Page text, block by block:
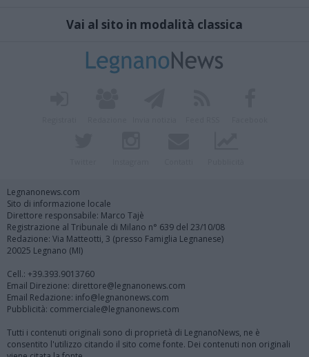
Vai al sito in modalità classica
Legnanonews.com
Sito di informazione locale
Direttore responsabile: Marco Tajè
Registrazione al Tribunale di Milano n° 639 del 23/10/08
Redazione: Via Matteotti, 3 (presso Famiglia Legnanese)
20025 Legnano (MI)
Cell.: +39.393.9013760
Email Direzione: direttore@legnanonews.com
Email Redazione: info@legnanonews.com
Pubblicità: commerciale@legnanonews.com
Tutti i contenuti originali sono di proprietà di LegnanoNews, ne è
consentito l'utilizzo citando il sito come fonte. Dei contenuti non originali